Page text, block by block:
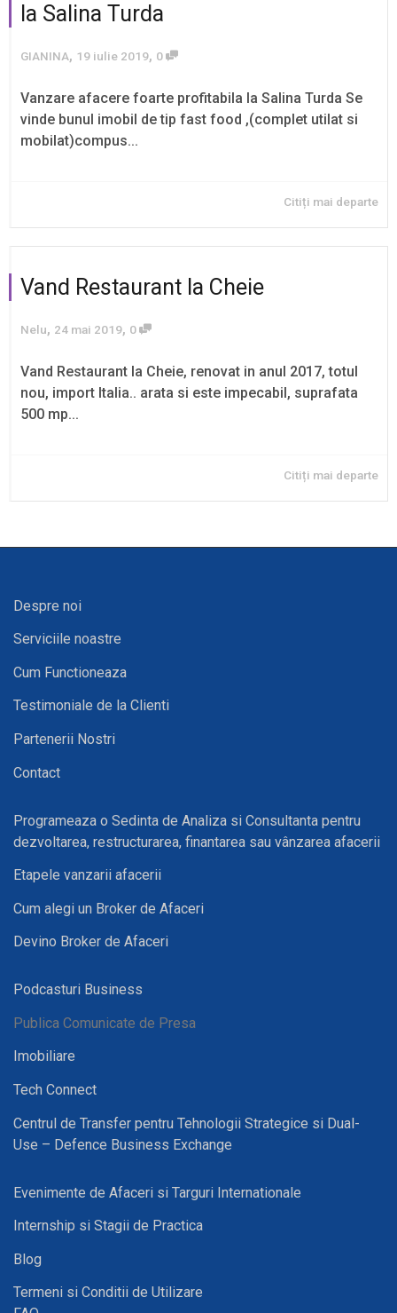
la Salina Turda
GIANINA, 19 iulie 2019, 0
Vanzare afacere foarte profitabila la Salina Turda Se
vinde bunul imobil de tip fast food ,(complet utilat si
mobilat)compus...
Citiți mai departe
Vand Restaurant la Cheie
Nelu, 24 mai 2019, 0
Vand Restaurant la Cheie, renovat in anul 2017, totul
nou, import Italia.. arata si este impecabil, suprafata
500 mp...
Citiți mai departe
Despre noi
Serviciile noastre
Cum Functioneaza
Testimoniale de la Clienti
Partenerii Nostri
Contact
Programeaza o Sedinta de Analiza si Consultanta pentru
dezvoltarea, restructurarea, finantarea sau vânzarea afacerii
Etapele vanzarii afacerii
Cum alegi un Broker de Afaceri
Devino Broker de Afaceri
Podcasturi Business
Publica Comunicate de Presa
Imobiliare
Tech Connect
Centrul de Transfer pentru Tehnologii Strategice si Dual-
Use – Defence Business Exchange
Evenimente de Afaceri si Targuri Internationale
Internship si Stagii de Practica
Blog
Termeni si Conditii de Utilizare